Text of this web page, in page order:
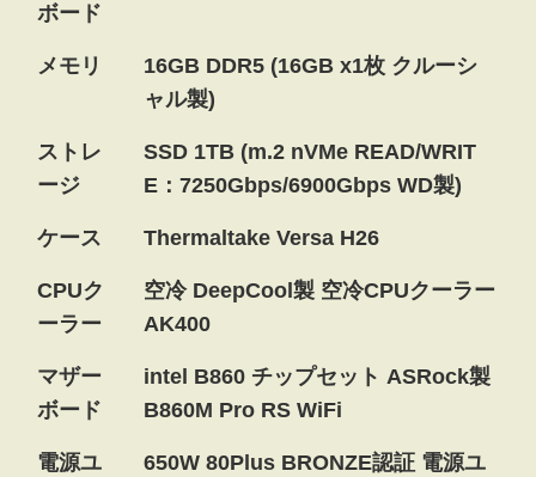
ボード
メモリ
16GB DDR5 (16GB x1枚 クルーシ
ャル製)
ストレ
ージ
SSD 1TB (m.2 nVMe READ/WRIT
E：7250Gbps/6900Gbps WD製)
ケース Thermaltake Versa H26
CPUク
ーラー
空冷 DeepCool製 空冷CPUクーラー
AK400
マザー
ボード
intel B860 チップセット ASRock製
B860M Pro RS WiFi
電源ユ
650W 80Plus BRONZE認証 電源ユ